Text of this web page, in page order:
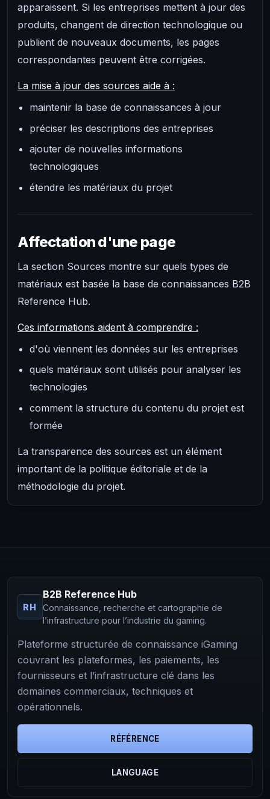
apparaissent. Si les entreprises mettent à jour des
produits, changent de direction technologique ou
publient de nouveaux documents, les pages
correspondantes peuvent être corrigées.
La mise à jour des sources aide à :
maintenir la base de connaissances à jour
préciser les descriptions des entreprises
ajouter de nouvelles informations
technologiques
étendre les matériaux du projet
Affectation d'une page
La section Sources montre sur quels types de
matériaux est basée la base de connaissances B2B
Reference Hub.
Ces informations aident à comprendre :
d'où viennent les données sur les entreprises
quels matériaux sont utilisés pour analyser les
technologies
comment la structure du contenu du projet est
formée
La transparence des sources est un élément
important de la politique éditoriale et de la
méthodologie du projet.
RH
B2B Reference Hub
Connaissance, recherche et cartographie de
l’infrastructure pour l’industrie du gaming.
Plateforme structurée de connaissance iGaming
couvrant les plateformes, les paiements, les
fournisseurs et l’infrastructure clé dans les
domaines commerciaux, techniques et
opérationnels.
RÉFÉRENCE
LANGUAGE